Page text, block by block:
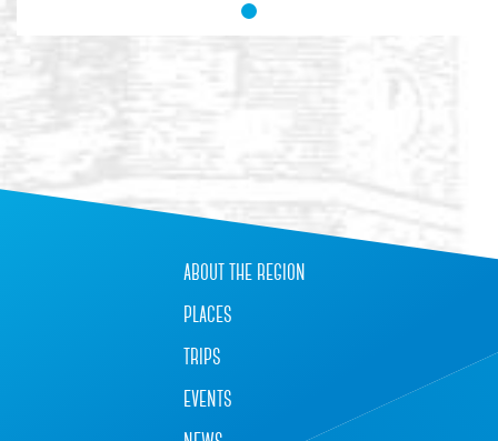
about the region
places
trips
events